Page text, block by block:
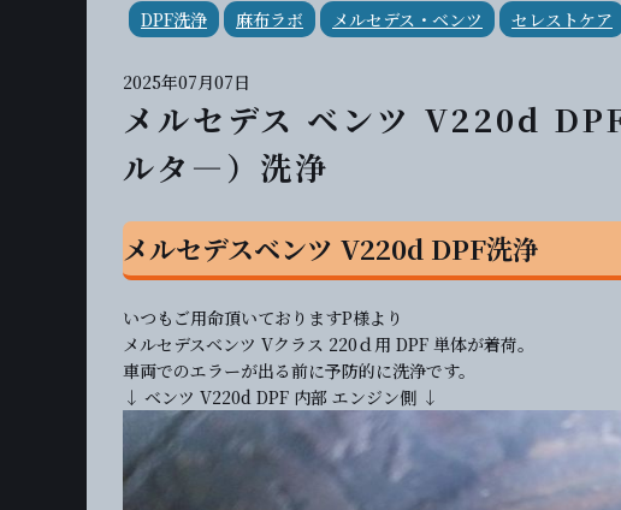
DPF洗浄 麻布ラボ メルセデス・ベンツ セレストケア
2025年07月07日
メルセデス ベンツ V220d
ルタ―）洗浄
メルセデスベンツ V220d DPF洗浄
いつもご用命頂いておりますP様より
メルセデスベンツ Vクラス 220ｄ用 DPF 単体が着荷。
車両でのエラーが出る前に予防的に洗浄です。
↓ ベンツ V220d DPF 内部 エンジン側 ↓